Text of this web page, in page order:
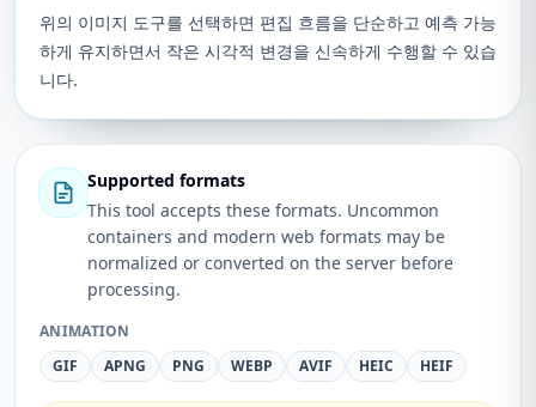
위의 이미지 도구를 선택하면 편집 흐름을 단순하고 예측 가능
하게 유지하면서 작은 시각적 변경을 신속하게 수행할 수 있습
니다.
Supported formats
This tool accepts these formats. Uncommon
containers and modern web formats may be
normalized or converted on the server before
processing.
ANIMATION
GIF
APNG PNG WEBP AVIF HEIC HEIF